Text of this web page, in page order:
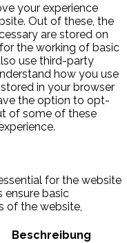
your experience
Out of these, the
are stored on
the working of basic
use third-party
how you use
in your browser
the option to opt-
of some of these
for the website
ensure basic
of the website,
Beschreibung